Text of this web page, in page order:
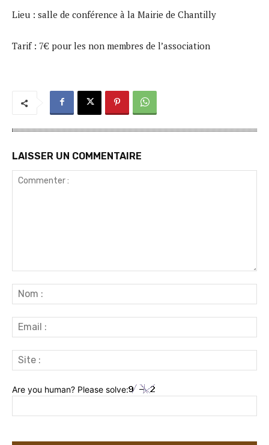
Lieu : salle de conférence à la Mairie de Chantilly
Tarif : 7€ pour les non membres de l’association
LAISSER UN COMMENTAIRE
:
:
:
Are you human? Please solve: